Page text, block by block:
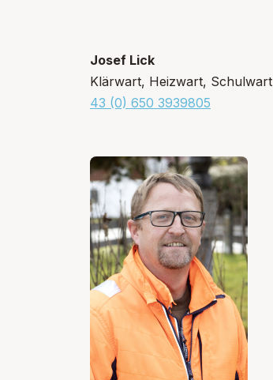
Josef Lick
Klärwart, Heizwart, Schulwart
43 (0) 650 3939805